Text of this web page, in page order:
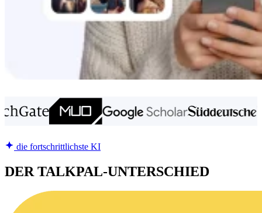
die fortschrittlichste KI
DER TALKPAL-UNTERSCHIED